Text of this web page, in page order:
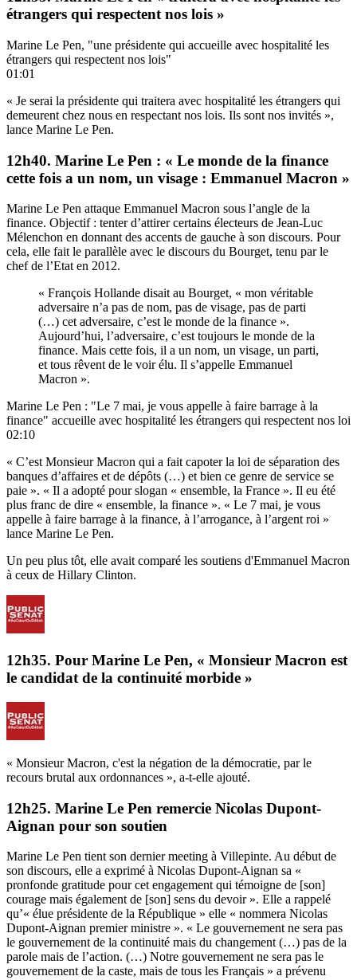
étrangers qui respectent nos lois »
Marine Le Pen, "une présidente qui accueille avec hospitalité les
étrangers qui respectent nos lois"
01:01
« Je serai la présidente qui traitera avec hospitalité les étrangers qui
demeurent chez nous en respectant nos lois. Ils sont nos invités »,
lance Marine Le Pen.
12h40. Marine Le Pen : « Le monde de la finance
cette fois a un nom, un visage : Emmanuel Macron »
Marine Le Pen attaque Emmanuel Macron sous l’angle de la
finance. Objectif : tenter d’attirer certains électeurs de Jean-Luc
Mélenchon en donnant des accents de gauche à son discours. Pour
cela, elle fait le parallèle avec le discours du Bourget, tenu par le
chef de l’Etat en 2012.
« François Hollande disait au Bourget, « mon véritable
adversaire n’a pas de nom, pas de visage, pas de parti
(…) cet adversaire, c’est le monde de la finance ».
Aujourd’hui, l’adversaire, c’est toujours le monde de la
finance. Mais cette fois, il a un nom, un visage, un parti,
et tous rêvent de le voir élu. Il s’appelle Emmanuel
Macron ».
Marine Le Pen : "Le 7 mai, je vous appelle à faire barrage à la
finance" accueille avec hospitalité les étrangers qui respectent nos loi
02:10
« C’est Monsieur Macron qui a fait capoter la loi de séparation des
banques d’affaires et de dépôts (…) et bien ce genre de service se
paie ». « Il a adopté pour slogan « ensemble, la France ». Il eu été
plus franc de dire « ensemble, la finance ». « Le 7 mai, je vous
appelle à faire barrage à la finance, à l’arrogance, à l’argent roi »
lance Marine Le Pen.
Un peu plus tôt, elle avait comparé les soutiens d'Emmanuel Macron
à ceux de Hillary Clinton.
12h35. Pour Marine Le Pen, « Monsieur Macron est
le candidat de la continuité morbide »
« Monsieur Macron, c'est la négation de la démocratie, par le
recours brutal aux ordonnances », a-t-elle ajouté.
12h25. Marine Le Pen remercie Nicolas Dupont-
Aignan pour son soutien
Marine Le Pen tient son dernier meeting à Villepinte. Au début de
son discours, elle a exprimé à Nicolas Dupont-Aignan sa «
pronfonde gratitude pour cet engagement qui témoigne de [son]
courage mais également de [son] sens du devoir ». Elle a rappelé
qu’« élue présidente de la République » elle « nommera Nicolas
Dupont-Aignan premier ministre ». « Le gouvernement ne sera pas
le gouvernement de la continuité mais du changement (…) pas de la
parole mais de l’action. (…) Notre gouvernement ne sera pas le
gouvernement de la caste, mais de tous les Français » a prévenu